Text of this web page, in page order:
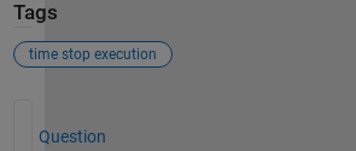
Tags
time stop execution
Question